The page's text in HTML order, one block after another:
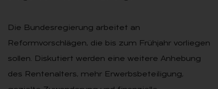
Die Bundesregierung arbeitet an
Reformvorschlägen, die bis zum Frühjahr vorliegen
sollen. Diskutiert werden eine weitere Anhebung
des Rentenalters, mehr Erwerbsbeteiligung,